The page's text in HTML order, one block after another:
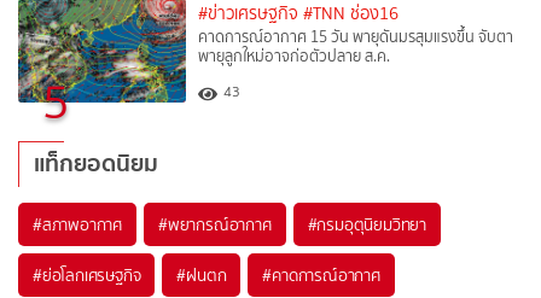
5
#ข่าวเศรษฐกิจ #TNN ช่อง16
คาดการณ์อากาศ 15 วัน พายุดันมรสุมแรงขึ้น จับตา
พายุลูกใหม่อาจก่อตัวปลาย ส.ค.
43
แท็กยอดนิยม
#สภาพอากาศ #พยากรณ์อากาศ #กรมอุตุนิยมวิทยา
#ย่อโลกเศรษฐกิจ #ฝนตก #คาดการณ์อากาศ